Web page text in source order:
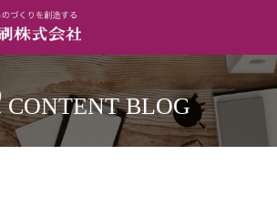
CONTENT BLOG